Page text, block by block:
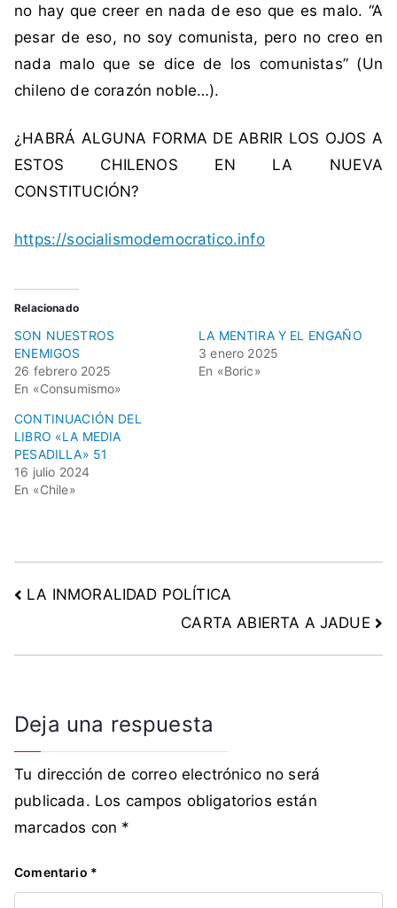
no hay que creer en nada de eso que es malo. “A
pesar de eso, no soy comunista, pero no creo en
nada malo que se dice de los comunistas” (Un
chileno de corazón noble…).
¿HABRÁ ALGUNA FORMA DE ABRIR LOS OJOS A
ESTOS CHILENOS EN LA NUEVA
CONSTITUCIÓN?
https://socialismodemocratico.info
Relacionado
SON NUESTROS
ENEMIGOS
26 febrero 2025
En «Consumismo»
LA MENTIRA Y EL ENGAÑO
3 enero 2025
En «Boric»
CONTINUACIÓN DEL
LIBRO «LA MEDIA
PESADILLA» 51
16 julio 2024
En «Chile»
LA INMORALIDAD POLÍTICA
CARTA ABIERTA A JADUE
Deja una respuesta
Tu dirección de correo electrónico no será
publicada. Los campos obligatorios están
marcados con *
Comentario *